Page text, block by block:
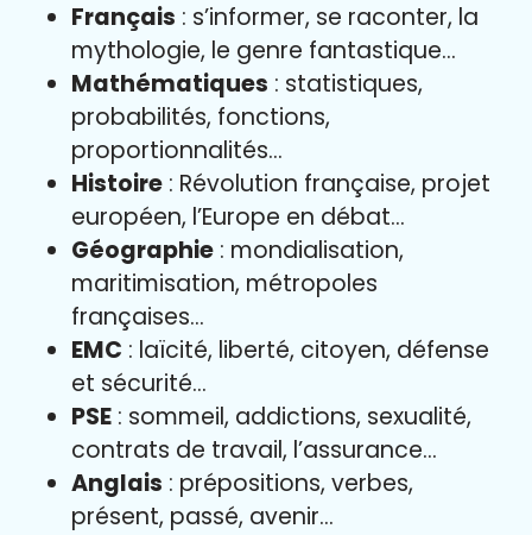
Français : s’informer, se raconter, la
mythologie, le genre fantastique…
Mathématiques : statistiques,
probabilités, fonctions,
proportionnalités…
Histoire : Révolution française, projet
européen, l’Europe en débat…
Géographie : mondialisation,
maritimisation, métropoles
françaises…
EMC : laïcité, liberté, citoyen, défense
et sécurité…
PSE : sommeil, addictions, sexualité,
contrats de travail, l’assurance…
Anglais : prépositions, verbes,
présent, passé, avenir…